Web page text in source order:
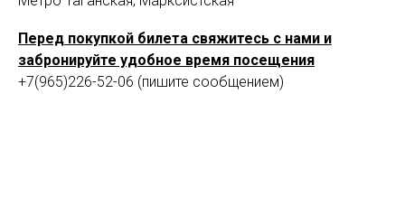
Перед покупкой билета свяжитесь с нами и
забронируйте удобное время посещения
+7(965)226-52-06 (пишите сообщением)